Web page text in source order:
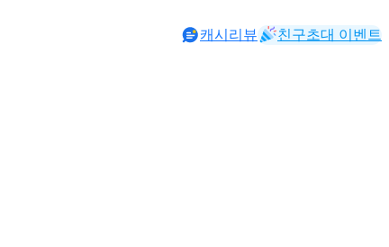
캐시리뷰 친구초대 이벤트